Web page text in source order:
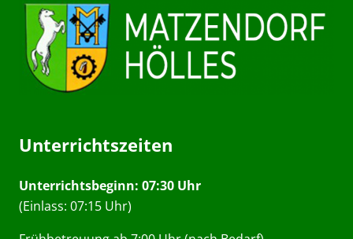
Unterrichtszeiten
Unterrichtsbeginn: 07:30 Uhr
(Einlass: 07:15 Uhr)